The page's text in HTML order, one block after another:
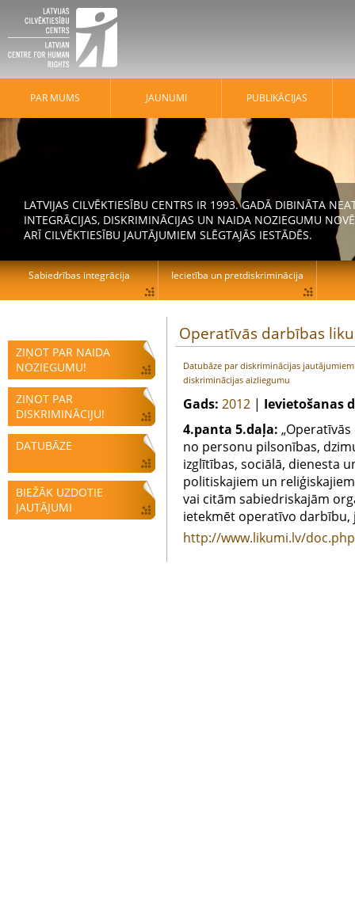
ZIŅOT PAR NAIDA
NOZIEGUMU!
ZIŅOT PAR
DISKRIMINĀCIJU!
DATUBĀZE
BIEŽĀK UZDOTIE
JAUTĀJUMI
Operatīvās darbības
Datubāze par diskriminācijas
diskriminācijas aizliegumu
Gads: 2012 | Ievietošanas
4.panta 5.daļa:
no personu pilsonības,
izglītības, sociālā, dienesta
politiskajiem un
vai citām sabiedriskajām
ietekmēt operatīvo darbību,
http://www.likumi.lv/
PAR MUMS JAUNUMI PUBLIKĀCIJAS
LATVIJAS CILVĒKTIESĪBU CENTRS IR 1993. GADĀ DIBINĀTA
INTEGRĀCIJAS, DISKRIMINĀCIJAS UN NAIDA NOZIEGUMU
ARĪ CILVĒKTIESĪBU JAUTĀJUMIEM SLĒGTAJĀS IESTĀDĒS.
Sabiedrības integrācija Iecietība un pretdiskriminācija